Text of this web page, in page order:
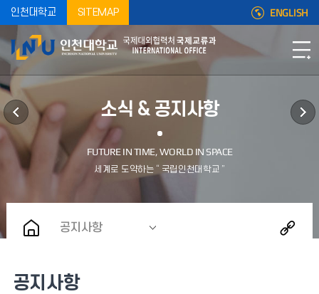
인천대학교 SITEMAP ENGLISH
소식 & 공지사항
공지사항
공지사항